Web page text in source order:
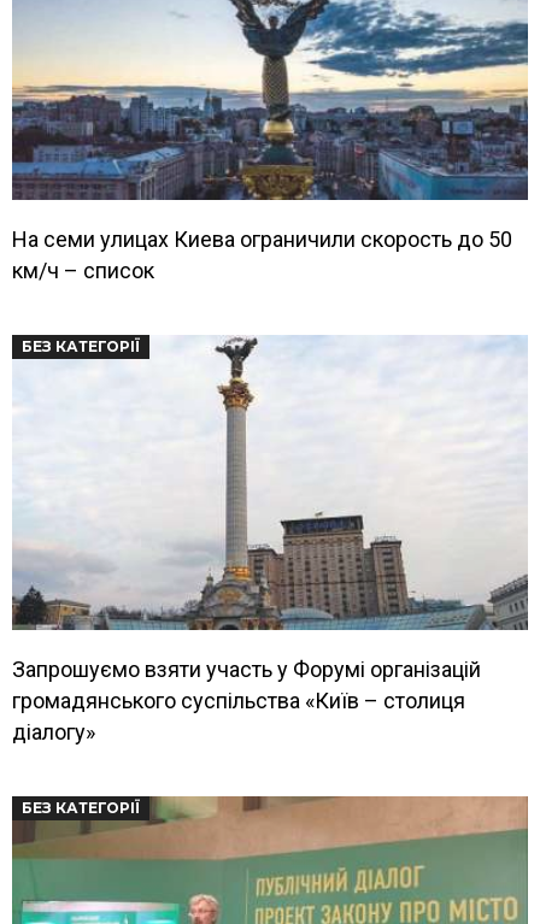
На семи улицах Киева ограничили скорость до 50
км/ч – список
БЕЗ КАТЕГОРІЇ
Запрошуємо взяти участь у Форумі організацій
громадянського суспільства «Київ – столиця
діалогу»
БЕЗ КАТЕГОРІЇ